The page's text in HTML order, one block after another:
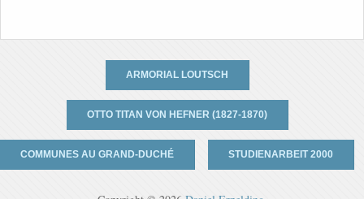
ARMORIAL LOUTSCH
OTTO TITAN VON HEFNER (1827-1870)
COMMUNES AU GRAND-DUCHÉ STUDIENARBEIT 2000